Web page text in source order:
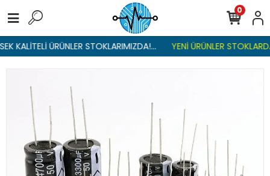
KALİTELİ ÜRÜNLER STOKLARIMIZDA!... YENİ ÜRÜNLER
0